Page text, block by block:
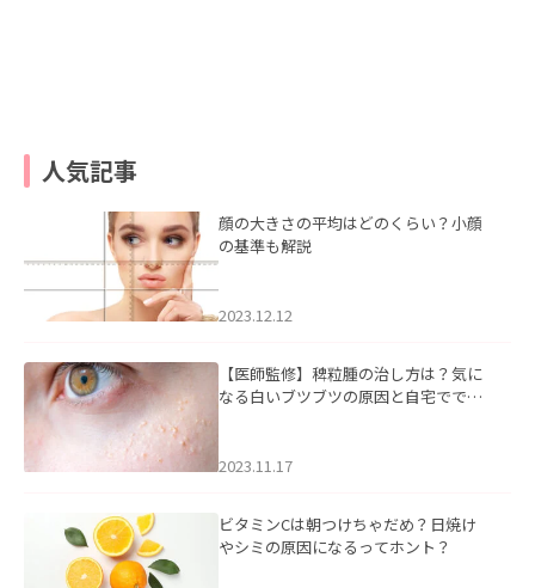
人気記事
顔の大きさの平均はどのくらい？小顔
の基準も解説
2023.12.12
【医師監修】稗粒腫の治し方は？気に
なる白いブツブツの原因と自宅ででき
2023.11.17
ビタミンCは朝つけちゃだめ？日焼け
やシミの原因になるってホント？